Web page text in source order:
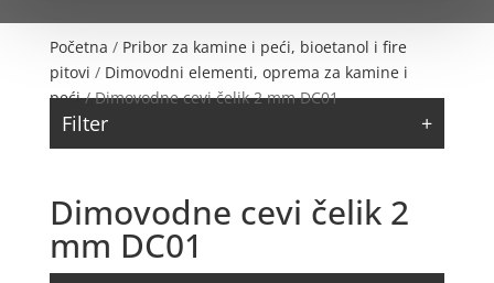
Početna / Pribor za kamine i peći, bioetanol i fire
pitovi / Dimovodni elementi, oprema za kamine i
peći/ Dimovodne cevi čelik 2 mm DC01
Dimovodne cevi čelik 2
mm DC01
Filter